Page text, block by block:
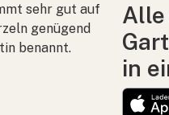
sehr gut auf
genügend
benannt.
Alle
in